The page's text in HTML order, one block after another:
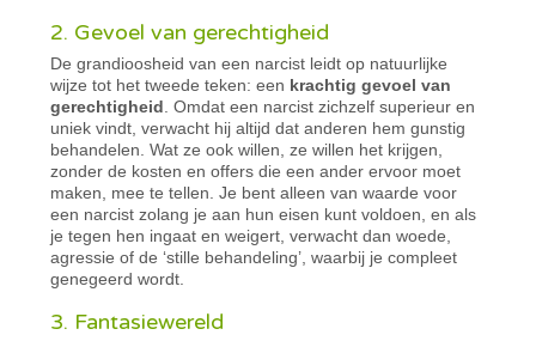
2. Gevoel van gerechtigheid
De grandioosheid van een narcist leidt op natuurlijke
wijze tot het tweede teken: een krachtig gevoel van
gerechtigheid . Omdat een narcist zichzelf superieur en
uniek vindt, verwacht hij altijd dat anderen hem gunstig
behandelen. Wat ze ook willen, ze willen het krijgen,
zonder de kosten en offers die een ander ervoor moet
maken, mee te tellen. Je bent alleen van waarde voor
een narcist zolang je aan hun eisen kunt voldoen, en als
je tegen hen ingaat en weigert, verwacht dan woede,
agressie of de ‘stille behandeling’, waarbij je compleet
genegeerd wordt.
3. Fantasiewereld